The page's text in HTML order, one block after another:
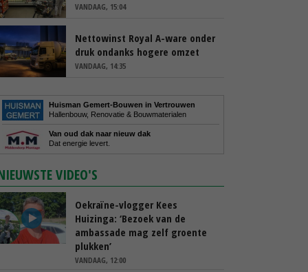
VANDAAG, 15:04
Nettowinst Royal A-ware onder
druk ondanks hogere omzet
VANDAAG, 14:35
Huisman Gemert-Bouwen in Vertrouwen
Hallenbouw, Renovatie & Bouwmaterialen
Van oud dak naar nieuw dak
Dat energie levert.
VIDEO'S
Oekraïne-vlogger Kees
Huizinga: ‘Bezoek van de
ambassade mag zelf groente
plukken’
VANDAAG, 12:00